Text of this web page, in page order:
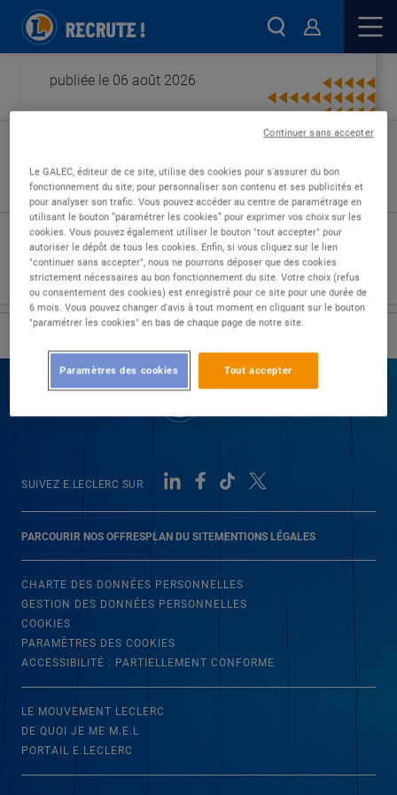
publiée le 06 août 2026
Type de contrat :
Expérience :
Études :
PARCOURIR NOS OFFRESPLAN DU SITEMENTIONS LÉGALES
SUIVEZ E.LECLERC SUR
CHARTE DES DONNÉES PERSONNELLES
GESTION DES DONNÉES PERSONNELLES
COOKIES
PARAMÈTRES DES COOKIES
ACCESSIBILITÉ : PARTIELLEMENT CONFORME
LE MOUVEMENT LECLERC
DE QUOI JE ME M.E.L
PORTAIL E.LECLERC
Le GALEC, éditeur de ce site, utilise des cookies pour s'assurer du bon
fonctionnement du site, pour personnaliser son contenu et ses publicités et
pour analyser son trafic. Vous pouvez accéder au centre de paramétrage en
utilisant le bouton “paramétrer les cookies” pour exprimer vos choix sur les
cookies. Vous pouvez également utiliser le bouton "tout accepter" pour
autoriser le dépôt de tous les cookies. Enfin, si vous cliquez sur le lien
"continuer sans accepter", nous ne pourrons déposer que des cookies
strictement nécessaires au bon fonctionnement du site. Votre choix (refus
ou consentement des cookies) est enregistré pour ce site pour une durée de
6 mois. Vous pouvez changer d'avis à tout moment en cliquant sur le bouton
"paramétrer les cookies" en bas de chaque page de notre site.
Tout accepter
Paramètres des cookies
Continuer sans accepter